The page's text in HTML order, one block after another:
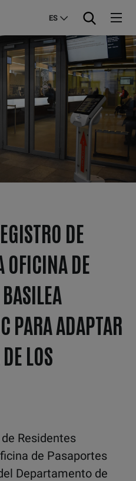
ES
DE
OFICINA DE
PARA ADAPTAR
LOS
Residentes
de Pasaportes
Departamento de